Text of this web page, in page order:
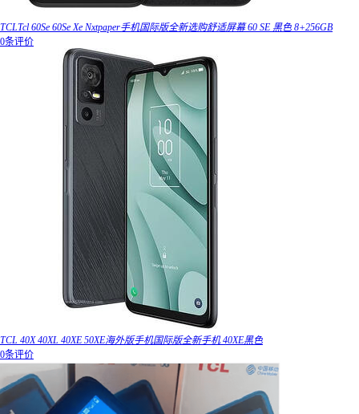
TCLTcl 60Se 60Se Xe Nxtpaper手机国际版全新选购舒适屏幕 60 SE 黑色 8+256GB
0条评价
TCL 40X 40XL 40XE 50XE海外版手机国际版全新手机 40XE黑色
0条评价